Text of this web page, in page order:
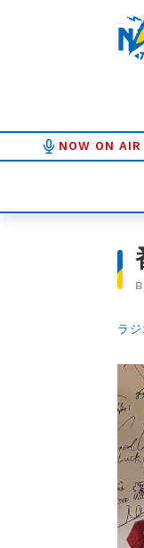
NOW ON AIR
ラ